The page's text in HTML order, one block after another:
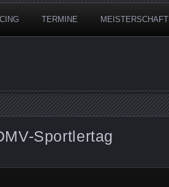
TERMINE MEISTERSCHAFT
Sportlertag